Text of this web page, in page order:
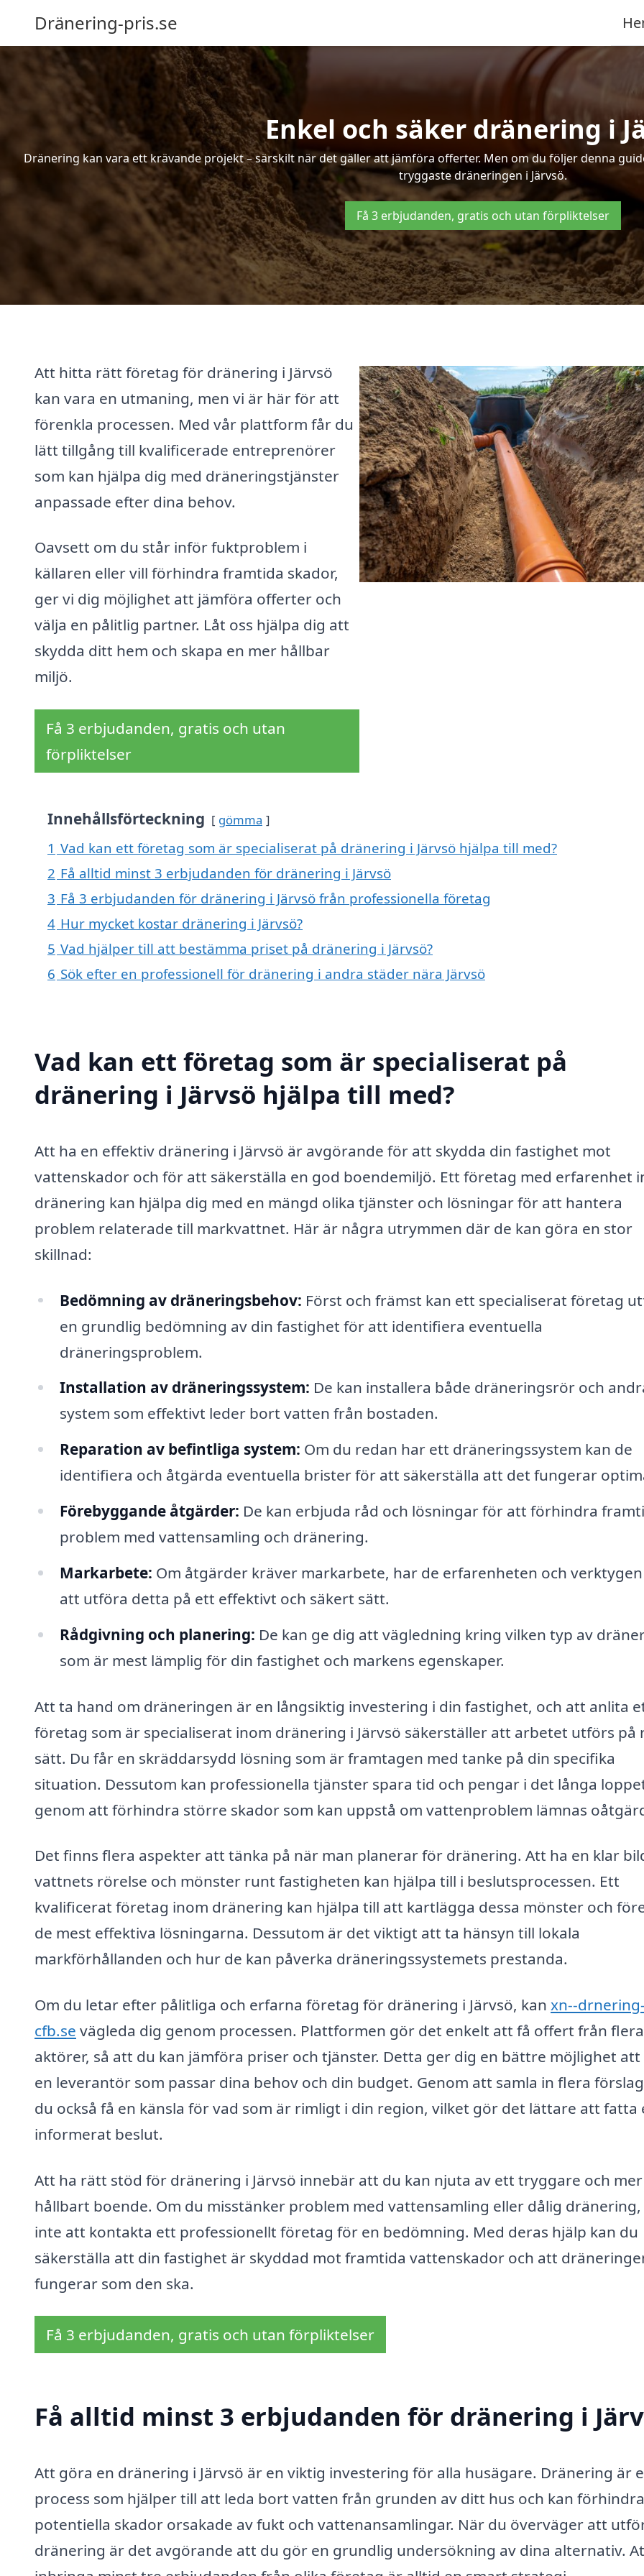
Dränering-pris.se
Enkel och säker dränering i
Dränering kan vara ett krävande projekt – särskilt när det gäller att jämföra offerter. Men om du följer denna
tryggaste dräneringen i Järvsö.
Få 3 erbjudanden, gratis och utan förpliktelser
Att hitta rätt företag för dränering i Järvsö
kan vara en utmaning, men vi är här för att
förenkla processen. Med vår plattform får du
lätt tillgång till kvalificerade entreprenörer
som kan hjälpa dig med dräneringstjänster
anpassade efter dina behov.
Oavsett om du står inför fuktproblem i
källaren eller vill förhindra framtida skador,
ger vi dig möjlighet att jämföra offerter och
välja en pålitlig partner. Låt oss hjälpa dig att
skydda ditt hem och skapa en mer hållbar
miljö.
Få 3 erbjudanden, gratis och utan
förpliktelser
Innehållsförteckning gömma
1 Vad kan ett företag som är specialiserat på dränering i Järvsö hjälpa till med?
2 Få alltid minst 3 erbjudanden för dränering i Järvsö
3 Få 3 erbjudanden för dränering i Järvsö från professionella företag
4 Hur mycket kostar dränering i Järvsö?
5 Vad hjälper till att bestämma priset på dränering i Järvsö?
6 Sök efter en professionell för dränering i andra städer nära Järvsö
Vad kan ett företag som är specialiserat på
dränering i Järvsö hjälpa till med?
Att ha en effektiv dränering i Järvsö är avgörande för att skydda din fastighet mot
vattenskador och för att säkerställa en god boendemiljö. Ett företag med erfarenhet
dränering kan hjälpa dig med en mängd olika tjänster och lösningar för att hantera
problem relaterade till markvattnet. Här är några utrymmen där de kan göra en stor
skillnad:
Bedömning av dräneringsbehov: Först och främst kan ett specialiserat företag
en grundlig bedömning av din fastighet för att identifiera eventuella
dräneringsproblem.
Installation av dräneringssystem: De kan installera både dräneringsrör och
system som effektivt leder bort vatten från bostaden.
Reparation av befintliga system: Om du redan har ett dräneringssystem kan de
identifiera och åtgärda eventuella brister för att säkerställa att det fungerar
Förebyggande åtgärder: De kan erbjuda råd och lösningar för att förhindra
problem med vattensamling och dränering.
Markarbete: Om åtgärder kräver markarbete, har de erfarenheten och
att utföra detta på ett effektivt och säkert sätt.
Rådgivning och planering: De kan ge dig att vägledning kring vilken typ av
som är mest lämplig för din fastighet och markens egenskaper.
Att ta hand om dräneringen är en långsiktig investering i din fastighet, och att anlita
företag som är specialiserat inom dränering i Järvsö säkerställer att arbetet utförs på
sätt. Du får en skräddarsydd lösning som är framtagen med tanke på din specifika
situation. Dessutom kan professionella tjänster spara tid och pengar i det långa
genom att förhindra större skador som kan uppstå om vattenproblem lämnas
Det finns flera aspekter att tänka på när man planerar för dränering. Att ha en klar
vattnets rörelse och mönster runt fastigheten kan hjälpa till i beslutsprocessen. Ett
kvalificerat företag inom dränering kan hjälpa till att kartlägga dessa mönster och
de mest effektiva lösningarna. Dessutom är det viktigt att ta hänsyn till lokala
markförhållanden och hur de kan påverka dräneringssystemets prestanda.
Om du letar efter pålitliga och erfarna företag för dränering i Järvsö, kan xn--
cfb.se vägleda dig genom processen. Plattformen gör det enkelt att få offert från
aktörer, så att du kan jämföra priser och tjänster. Detta ger dig en bättre möjlighet att
en leverantör som passar dina behov och din budget. Genom att samla in flera
du också få en känsla för vad som är rimligt i din region, vilket gör det lättare att fatta
informerat beslut.
Att ha rätt stöd för dränering i Järvsö innebär att du kan njuta av ett tryggare och mer
hållbart boende. Om du misstänker problem med vattensamling eller dålig
inte att kontakta ett professionellt företag för en bedömning. Med deras hjälp kan du
säkerställa att din fastighet är skyddad mot framtida vattenskador och att
fungerar som den ska.
Få 3 erbjudanden, gratis och utan förpliktelser
Få alltid minst 3 erbjudanden för dränering i
Att göra en dränering i Järvsö är en viktig investering för alla husägare. Dränering är
process som hjälper till att leda bort vatten från grunden av ditt hus och kan förhindra
potentiella skador orsakade av fukt och vattenansamlingar. När du överväger att
dränering är det avgörande att du gör en grundlig undersökning av dina alternativ.